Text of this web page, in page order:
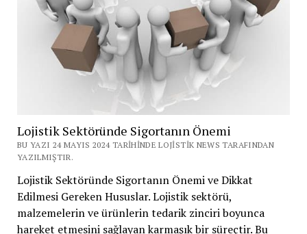
Lojistik Sektöründe Sigortanın Önemi
BU YAZI 24 MAYIS 2024 TARIHINDE LOJISTIK NEWS TARAFINDAN
YAZILMIŞTIR.
Lojistik Sektöründe Sigortanın Önemi ve Dikkat
Edilmesi Gereken Hususlar. Lojistik sektörü,
malzemelerin ve ürünlerin tedarik zinciri boyunca
hareket etmesini sağlayan karmaşık bir süreçtir. Bu